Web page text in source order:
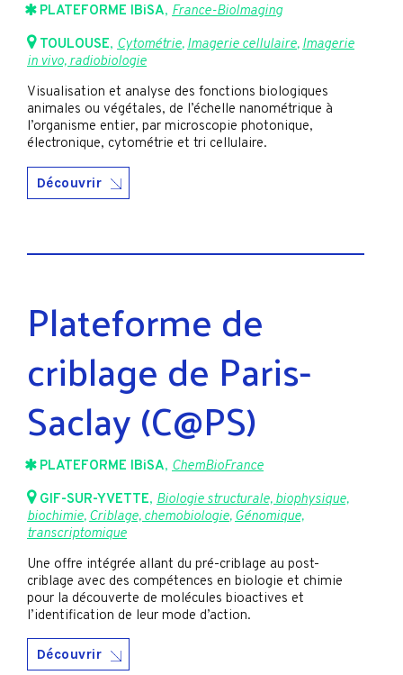
PLATEFORME IBiSA, France-BioImaging
TOULOUSE, Cytométrie,Imagerie cellulaire,Imagerie
in vivo, radiobiologie
Visualisation et analyse des fonctions biologiques
animales ou végétales, de l’échelle nanométrique à
l’organisme entier, par microscopie photonique,
électronique, cytométrie et tri cellulaire.
Découvrir
Plateforme de
criblage de Paris-
Saclay (C@PS)
PLATEFORME IBiSA, ChemBioFrance
GIF-SUR-YVETTE, Biologie structurale, biophysique,
biochimie,Criblage, chemobiologie,Génomique,
transcriptomique
Une offre intégrée allant du pré-criblage au post-
criblage avec des compétences en biologie et chimie
pour la découverte de molécules bioactives et
l’identification de leur mode d’action.
Découvrir